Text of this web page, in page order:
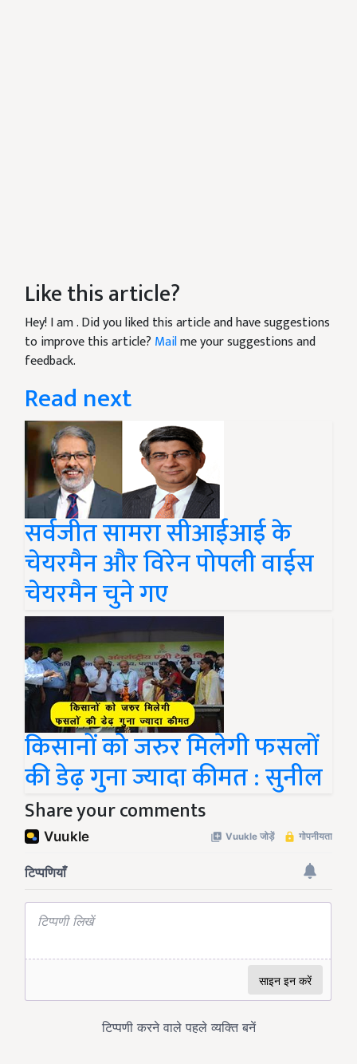
Like this article?
Hey! I am. Did you liked this article and have suggestions
to improve this article? Mailme your suggestions and
feedback.
Read next
सर्वजीत सामरा सीआईआई के
चेयरमैन और विरेन पोपली वाईस
चेयरमैन चुने गए
किसानों को जरुर मिलेगी फसलों
की डेढ़ गुना ज्यादा कीमत : सुनील
Share your comments